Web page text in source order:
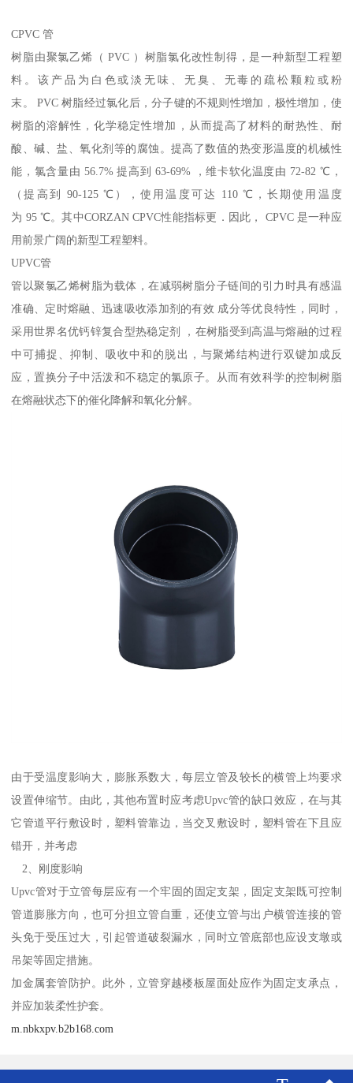
CPVC 管
树脂由聚氯乙烯（ PVC ）树脂氯化改性制得，是一种新型工程塑
料。该产品为白色或淡无味、无臭、无毒的疏松颗粒或粉
末。 PVC 树脂经过氯化后，分子键的不规则性增加，极性增加，使
树脂的溶解性，化学稳定性增加，从而提高了材料的耐热性、耐
酸、碱、盐、氧化剂等的腐蚀。提高了数值的热变形温度的机械性
能，氯含量由 56.7% 提高到 63-69% ，维卡软化温度由 72-82 ℃，
（提高到 90-125 ℃），使用温度可达 110 ℃，长期使用温度
为 95 ℃。其中CORZAN CPVC性能指标更．因此， CPVC 是一种应
用前景广阔的新型工程塑料。
UPVC管
管以聚氯乙烯树脂为载体，在减弱树脂分子链间的引力时具有感温
准确、定时熔融、迅速吸收添加剂的有效 成分等优良特性，同时，
采用世界名优钙锌复合型热稳定剂 ，在树脂受到高温与熔融的过程
中可捕捉、抑制、吸收中和的脱出，与聚烯结构进行双键加成反
应，置换分子中活泼和不稳定的氯原子。从而有效科学的控制树脂
在熔融状态下的催化降解和氧化分解。
由于受温度影响大，膨胀系数大，每层立管及较长的横管上均要求
设置伸缩节。由此，其他布置时应考虑Upvc管的缺口效应，在与其
它管道平行敷设时，塑料管靠边，当交叉敷设时，塑料管在下且应
错开，并考虑
2、刚度影响
Upvc管对于立管每层应有一个牢固的固定支架，固定支架既可控制
管道膨胀方向，也可分担立管自重，还使立管与出户横管连接的管
头免于受压过大，引起管道破裂漏水，同时立管底部也应设支墩或
吊架等固定措施。
加金属套管防护。此外，立管穿越楼板屋面处应作为固定支承点，
并应加装柔性护套。
m.nbkxpv.b2b168.com